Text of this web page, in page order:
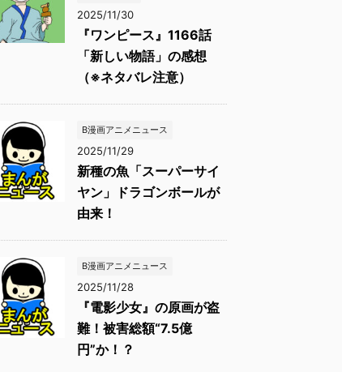
2025/11/30
『ワンピース』1166話
「新しい物語」の感想
（※ネタバレ注意）
B漫画アニメニュース
2025/11/29
新種の魚「スーパーサイ
ヤン」ドラゴンボールが
由来！
B漫画アニメニュース
2025/11/28
『電影少女』の原画が盗
難！被害総額“7.5億
円”か！？